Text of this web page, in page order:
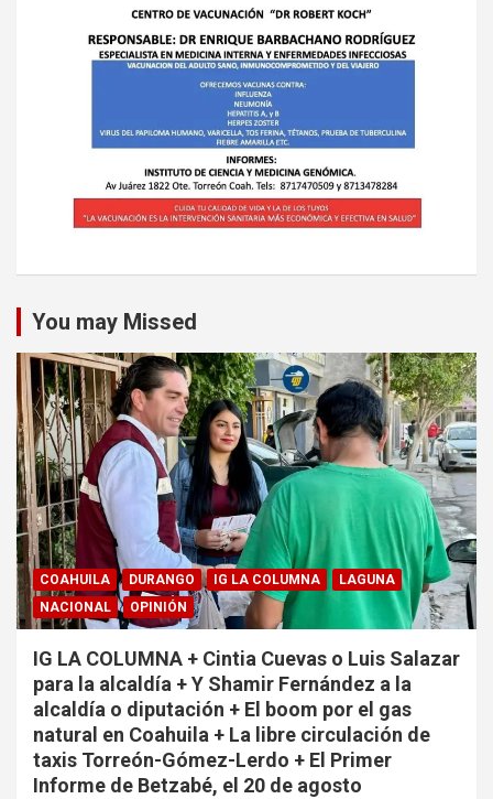
You may Missed
COAHUILA DURANGO IG LA COLUMNA
LAGUNA
NACIONAL
OPINIÓN
IG LA COLUMNA + Cintia Cuevas o Luis Salazar
para la alcaldía + Y Shamir Fernández a la
alcaldía o diputación + El boom por el gas
natural en Coahuila + La libre circulación de
taxis Torreón-Gómez-Lerdo + El Primer
Informe de Betzabé, el 20 de agosto